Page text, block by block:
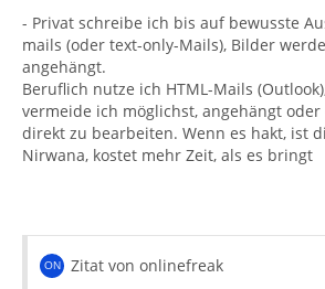
- Privat schreibe ich bis auf bewusste
mails (oder text-only-Mails), Bilder
angehängt.
Beruflich nutze ich HTML-Mails
vermeide ich möglichst, angehängt
direkt zu bearbeiten. Wenn es hakt, ist
Nirwana, kostet mehr Zeit, als es bringt
Zitat von onlinefreak